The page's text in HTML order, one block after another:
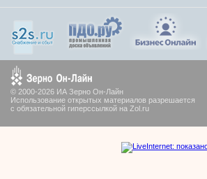
© 2000-2026 ИА Зерно Он-Лайн
Использование открытых материалов разрешается
с обязательной гиперссылкой на Zol.ru